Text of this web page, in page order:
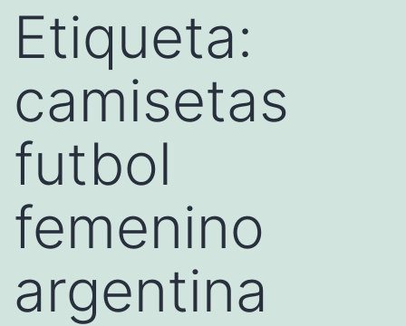
Etiqueta:
camisetas
futbol
femenino
argentina